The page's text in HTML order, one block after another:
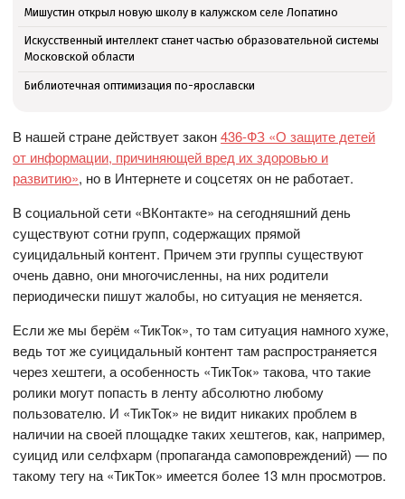
Мишустин открыл новую школу в калужском селе Лопатино
Искусственный интеллект станет частью образовательной системы
Московской области
Библиотечная оптимизация по-ярославски
В нашей стране действует закон436-ФЗ «О защите детей
от информации, причиняющей вред их здоровью и
развитию», но в Интернете и соцсетях он не работает.
В социальной сети «ВКонтакте» на сегодняшний день
существуют сотни групп, содержащих прямой
суицидальный контент. Причем эти группы существуют
очень давно, они многочисленны, на них родители
периодически пишут жалобы, но ситуация не меняется.
Если же мы берём «ТикТок», то там ситуация намного хуже,
ведь тот же суицидальный контент там распространяется
через хештеги, а особенность «ТикТок» такова, что такие
ролики могут попасть в ленту абсолютно любому
пользователю. И «ТикТок» не видит никаких проблем в
наличии на своей площадке таких хештегов, как, например,
суицид или селфхарм (пропаганда самоповреждений) — по
такому тегу на «ТикТок» имеется более 13 млн просмотров.